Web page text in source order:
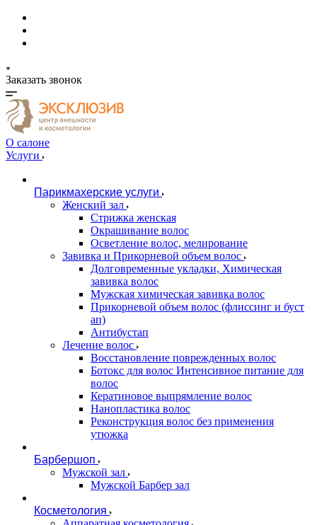
Заказать звонок
О салоне
Услуги
Парикмахерские услуги
Женский зал
Стрижка женская
Окрашивание волос
Осветление волос, мелирование
Завивка и Прикорневой объем волос
Долговременные укладки, Химическая
завивка волос
Мужская химическая завивка волос
Прикорневой объем волос (флиссинг и буст
ап)
Антибустап
Лечение волос
Восстановление поврежденных волос
Бoтокс для волос Интенсивное питание для
волос
Кератиновое выпрямление волос
Нанопластика волос
Реконструкция волос без применения
утюжка
Барбершоп
Мужской зал
Мужской Барбер зал
Косметология